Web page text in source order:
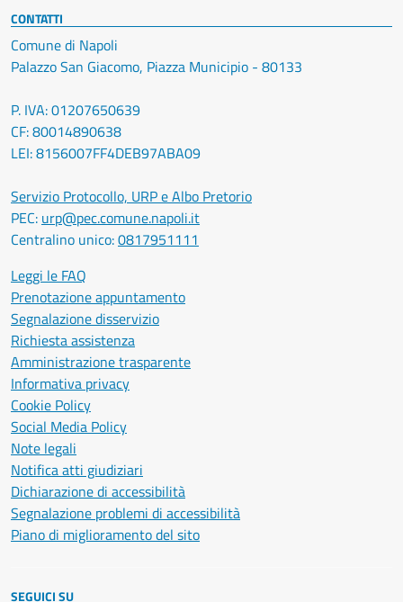
CONTATTI
Comune di Napoli
Palazzo San Giacomo, Piazza Municipio - 80133
P. IVA: 01207650639
CF: 80014890638
LEI: 8156007FF4DEB97ABA09
Servizio Protocollo, URP e Albo Pretorio
PEC: urp@pec.comune.napoli.it
Centralino unico:0817951111
Leggi le FAQ
Prenotazione appuntamento
Segnalazione disservizio
Richiesta assistenza
Amministrazione trasparente
Informativa privacy
Cookie Policy
Social Media Policy
Note legali
Notifica atti giudiziari
Dichiarazione di accessibilità
Segnalazione problemi di accessibilità
Piano di miglioramento del sito
SEGUICI SU